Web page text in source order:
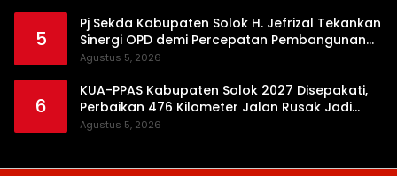
5
Pj Sekda Kabupaten Solok H. Jefrizal Tekankan
Sinergi OPD demi Percepatan Pembangunan
Daerah
Agustus 5, 2026
6
KUA-PPAS Kabupaten Solok 2027 Disepakati,
Perbaikan 476 Kilometer Jalan Rusak Jadi
Prioritas
Agustus 5, 2026